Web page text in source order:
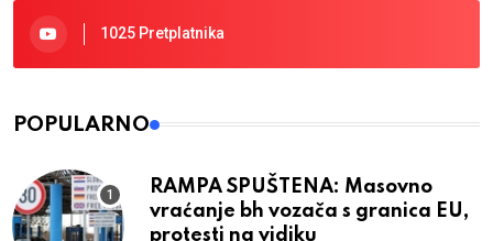
1025 Pretplatnika
POPULARNO
RAMPA SPUŠTENA: Masovno
vraćanje bh vozača s granica EU,
protesti na vidiku